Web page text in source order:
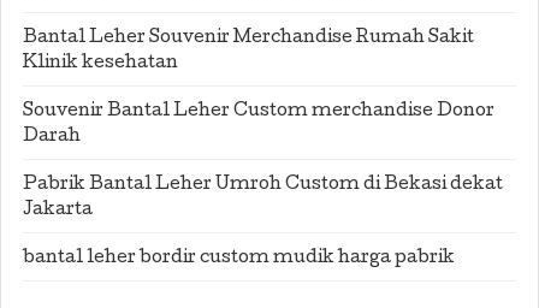
Bantal Leher Souvenir Merchandise Rumah Sakit
Klinik kesehatan
Souvenir Bantal Leher Custom merchandise Donor
Darah
Pabrik Bantal Leher Umroh Custom di Bekasi dekat
Jakarta
bantal leher bordir custom mudik harga pabrik